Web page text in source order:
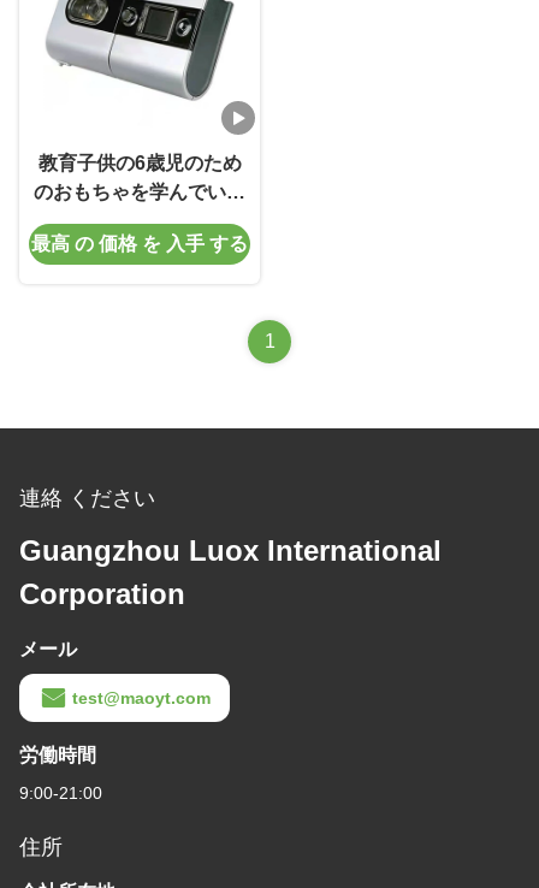
教育子供の6歳児のため
のおもちゃを学んでいる
磁気動物の困惑の海洋の
幼稚園
最高 の 価格 を 入手 する
1
連絡 ください
Guangzhou Luox International
Corporation
メール
test@maoyt.com
労働時間
9:00-21:00
住所